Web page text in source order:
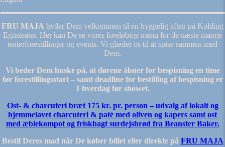
FRU MAJA byder Dem velkommen til en hyggelig aften på Kolding
Egnsteater. Her kan De se vores foreløbige menu for de næste mange
teaterforestillinger og events. Vi glæder os til at spise sammen med
Dem.
Vi beder Dem huske på, at dørene åbner for bespisning en time
før forestillingsstart – samt deadline for bestilling af bespisning er
1 hverdag før showet.
Ost- & charcuteri bræt 175 kr. pr. person – udvalg af lokalt og
hjemmelavet charcuteri & paté med oliven og kapers samt ost
med æblekompot og friskbagt surdejsbrød fra Beanster Baker.
Bestil Deres mad når De køber billet eller direkte på FRU MAJA